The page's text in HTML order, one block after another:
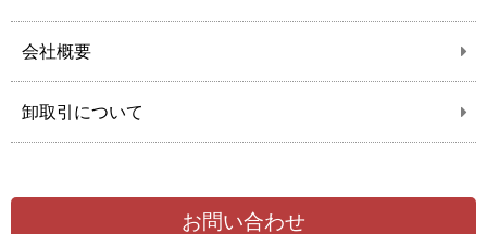
会社概要
卸取引について
お問い合わせ